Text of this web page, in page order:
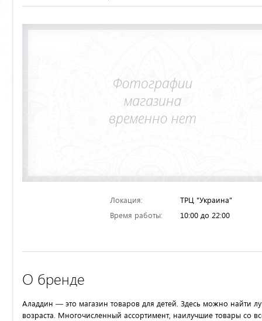
Локация:
ТРЦ "Украина"
Время работы:
10:00 до 22:00
О бренде
Аладдин — это магазин товаров для детей. Здесь можно найти
возраста. Многочисленный ассортимент, наилучшие товары со